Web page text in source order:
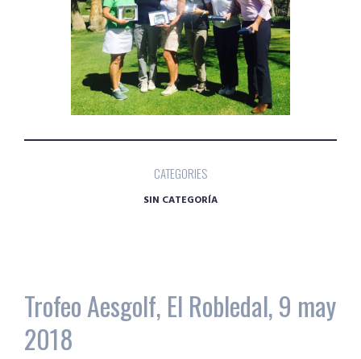
CATEGORIES
SIN CATEGORÍA
Trofeo Aesgolf, El Robledal, 9 may
2018